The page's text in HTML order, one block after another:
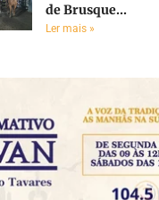
de Brusque...
Ler mais »